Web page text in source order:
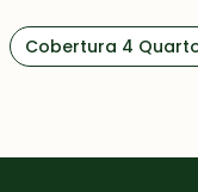
Cobertura 4